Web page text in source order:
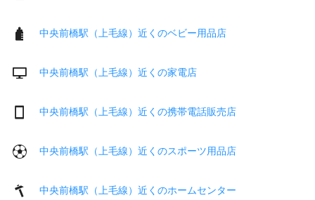
中央前橋駅（上毛線）近くのベビー用品店
中央前橋駅（上毛線）近くの家電店
中央前橋駅（上毛線）近くの携帯電話販売店
中央前橋駅（上毛線）近くのスポーツ用品店
中央前橋駅（上毛線）近くのホームセンター